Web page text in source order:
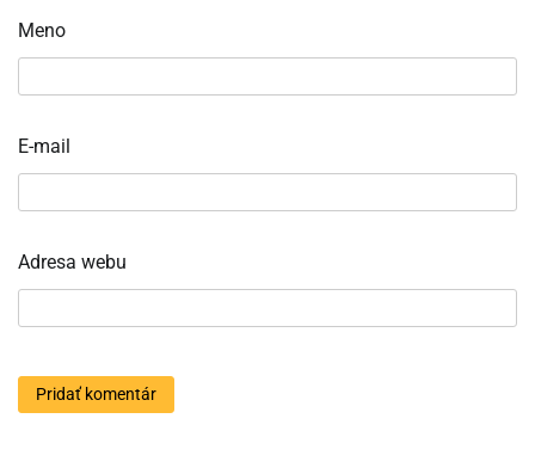
Meno
E-mail
Adresa webu